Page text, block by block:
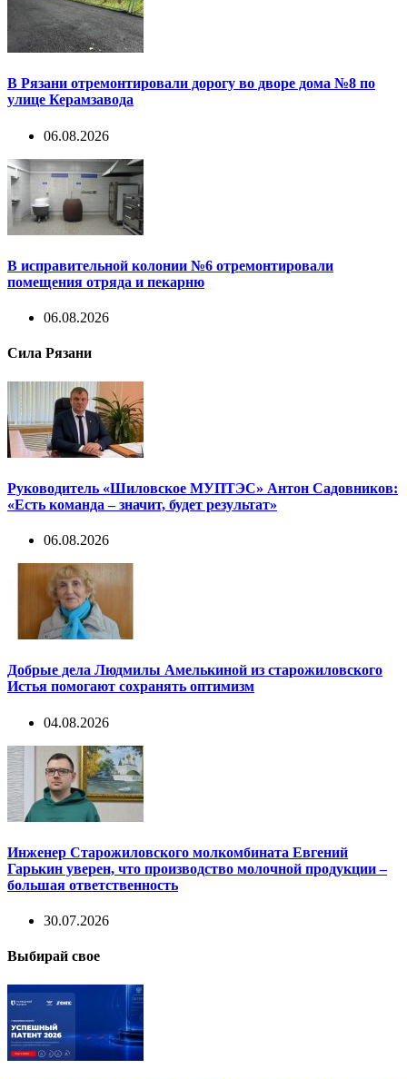
В Рязани отремонтировали дорогу во дворе дома №8 по
улице Керамзавода
06.08.2026
В исправительной колонии №6 отремонтировали
помещения отряда и пекарню
06.08.2026
Сила Рязани
Руководитель «Шиловское МУПТЭС» Антон Садовников:
«Есть команда – значит, будет результат»
06.08.2026
Добрые дела Людмилы Амелькиной из старожиловского
Истья помогают сохранять оптимизм
04.08.2026
Инженер Старожиловского молкомбината Евгений
Гарькин уверен, что производство молочной продукции –
большая ответственность
30.07.2026
Выбирай свое